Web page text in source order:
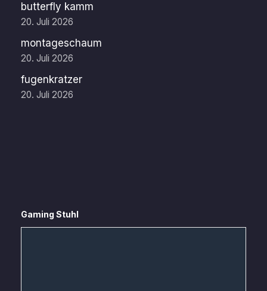
butterfly kamm
20. Juli 2026
montageschaum
20. Juli 2026
fugenkratzer
20. Juli 2026
Gaming Stuhl